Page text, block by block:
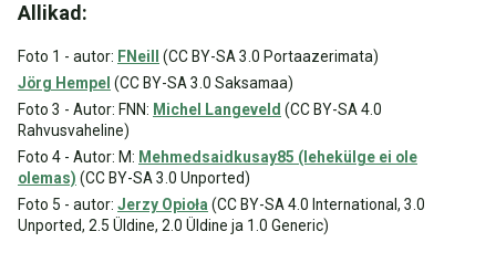
Allikad:
Foto 1 - autor: FNeill
(CC BY-SA 3.0 Portaazerimata)
Jörg Hempel (CC BY-SA 3.0 Saksamaa)
Foto 3 - Autor: FNN: Michel Langeveld (CC BY-SA 4.0
Rahvusvaheline)
Foto 4 - Autor: M: Mehmedsaidkusay85 (lehekülge ei ole
olemas) (CC BY-SA 3.0 Unported)
Foto 5 - autor: Jerzy Opioła (CC BY-SA 4.0 International, 3.0
Unported, 2.5 Üldine, 2.0 Üldine ja 1.0 Generic)